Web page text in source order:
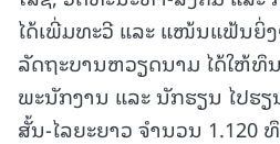
ໄດ້ເພີ່ມທະວີ ແລະ ແໜ້ນແຟ້ນຍິ່ງ
ລັດຖະບານຫວຽດນາມ ໄດ້ໃຫ້ທຶ
ພະນັກງານ ແລະ ນັກຮຽນ ໄປຮ
ສັ້ນ-ໄລຍະຍາວ ຈໍານວນ